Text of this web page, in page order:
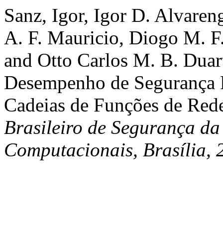
Sanz, Igor, Igor D.
A. F. Mauricio, Diogo M.
and Otto Carlos M. B.
Desempenho de
Cadeias de Funções de
Brasileiro de Segurança
Computacionais, Brasília,